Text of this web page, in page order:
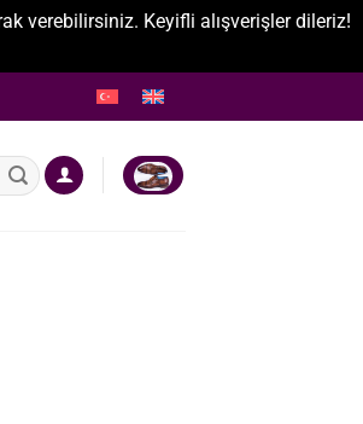
verebilirsiniz. Keyifli alışverişler dileriz!